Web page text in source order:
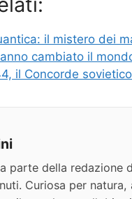
il mistero dei
cambiato il
il Concorde
parte della redazione
Curiosa per